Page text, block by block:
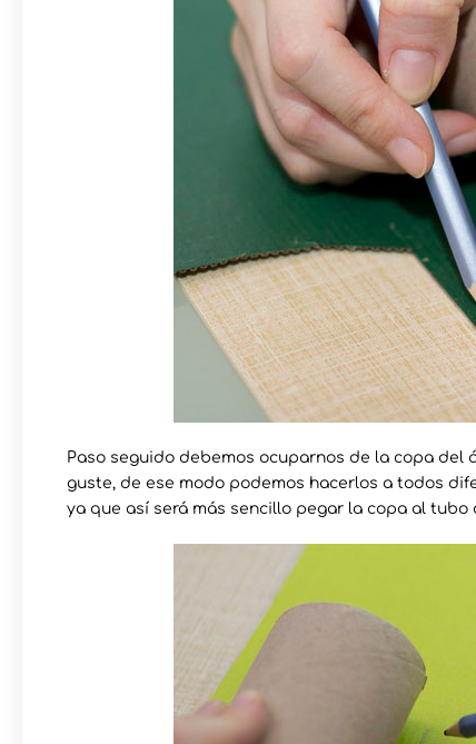
Paso seguido debemos ocuparnos de la copa del
guste, de ese modo podemos hacerlos a todos
ya que así será más sencillo pegar la copa al tubo